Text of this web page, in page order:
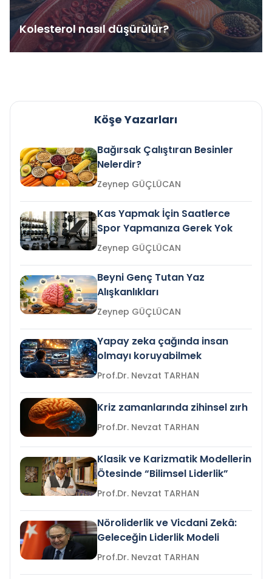
Kolesterol nasıl düşürülür?
Köşe Yazarları
Bağırsak Çalıştıran Besinler
Nelerdir?
Zeynep GÜÇLÜCAN
Kas Yapmak İçin Saatlerce
Spor Yapmanıza Gerek Yok
Zeynep GÜÇLÜCAN
Beyni Genç Tutan Yaz
Alışkanlıkları
Zeynep GÜÇLÜCAN
Yapay zeka çağında insan
olmayı koruyabilmek
Prof.Dr. Nevzat TARHAN
Kriz zamanlarında zihinsel zırh
Prof.Dr. Nevzat TARHAN
Klasik ve Karizmatik Modellerin
Ötesinde “Bilimsel Liderlik”
Prof.Dr. Nevzat TARHAN
Nöroliderlik ve Vicdani Zekâ:
Geleceğin Liderlik Modeli
Prof.Dr. Nevzat TARHAN